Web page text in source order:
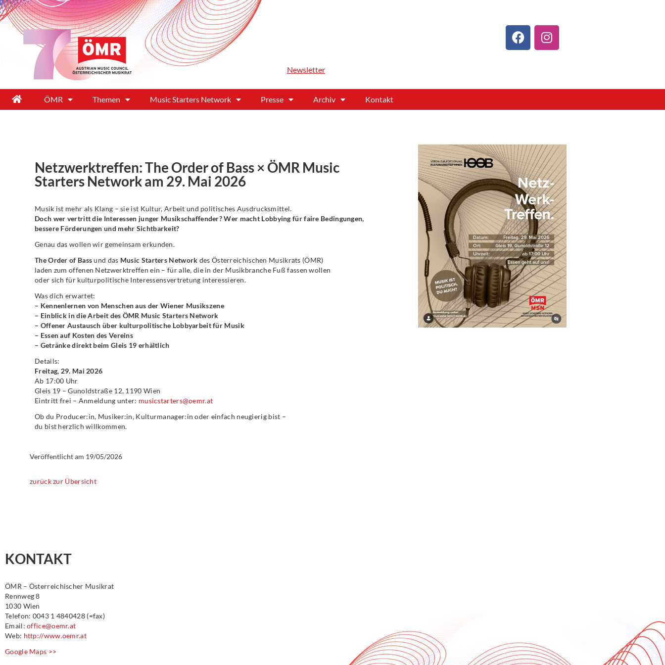
Newsletter
ÖMR Themen Music Starters Network Presse Archiv Kontakt
Netzwerktreffen: The Order of Bass × ÖMR Music
Starters Network am 29. Mai 2026
Musik ist mehr als Klang – sie ist Kultur, Arbeit und politisches Ausdrucksmittel.
Doch wer vertritt die Interessen junger Musikschaffender? Wer macht Lobbying für faire Bedingungen,
bessere Förderungen und mehr Sichtbarkeit?
Genau das wollen wir gemeinsam erkunden.
The Order of Bassund das Music Starters Network des Österreichischen Musikrats (ÖMR)
laden zum offenen Netzwerktreffen ein – für alle, die in der Musikbranche Fuß fassen wollen
oder sich für kulturpolitische Interessensvertretung interessieren.
Was dich erwartet:
– Kennenlernen von Menschen aus der Wiener Musikszene
– Einblick in die Arbeit des ÖMR Music Starters Network
– Offener Austausch über kulturpolitische Lobbyarbeit für Musik
– Essen auf Kosten des Vereins
– Getränke direkt beim Gleis 19 erhältlich
Details:
Freitag, 29. Mai 2026
Ab 17:00 Uhr
Gleis 19 – Gunoldstraße 12, 1190 Wien
Eintritt frei – Anmeldung unter: musicstarters@oemr.at
Ob du Producer:in, Musiker:in, Kulturmanager:in oder einfach neugierig bist –
du bist herzlich willkommen.
Veröffentlicht am 19/05/2026
zurück zur Übersicht
KONTAKT
ÖMR – Österreichischer Musikrat
Rennweg 8
1030 Wien
Telefon: 0043 1 4840428 (=fax)
Email:office@oemr.at
Web: http://www.oemr.at
Google Maps >>